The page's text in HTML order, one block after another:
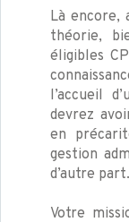
Là encore,
théorie,
éligibles
l’accueil
devrez
en
gestion
d’autre part.
Votre